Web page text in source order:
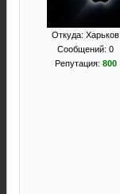
Откуда: Харьков
Сообщений: 0
Репутация: 800